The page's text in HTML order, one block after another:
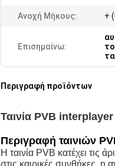
Ανοχή Μήκους: +
Επισημαίνω:
Περιγραφή προϊόντων
Ταινία PVB interplayer
Περιγραφή ταινιών
Η ταινία PVB κατέχει τις
στις καιρικές συνθήκες, η